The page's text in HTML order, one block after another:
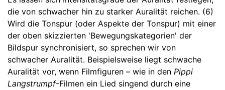
die von schwacher hin zu starker Auralität reichen. (6)
Wird die Tonspur (oder Aspekte der Tonspur) mit einer
der oben skizzierten 'Bewegungskategorien' der
Bildspur synchronisiert, so sprechen wir von
schwacher Auralität. Beispielsweise liegt schwache
Auralität vor, wenn Filmfiguren – wie in den Pippi
Langstrumpf-Filmen ein Lied singend durch eine